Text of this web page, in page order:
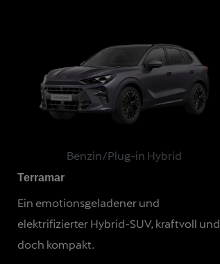
Benzin/Plug-in Hybrid
Terramar
Ein emotionsgeladener und
elektrifizierter Hybrid-SUV, kraftvoll und
doch kompakt.